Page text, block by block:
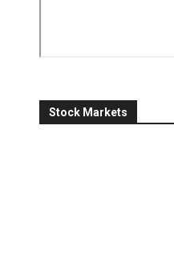
Stock Markets